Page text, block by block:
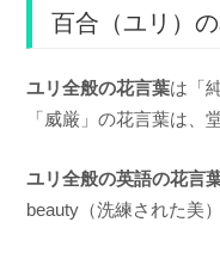
百合（ユリ）
ユリ全般の花言葉は「
「威厳」の花言葉は、
ユリ全般の英語の花言
beauty（洗練された美